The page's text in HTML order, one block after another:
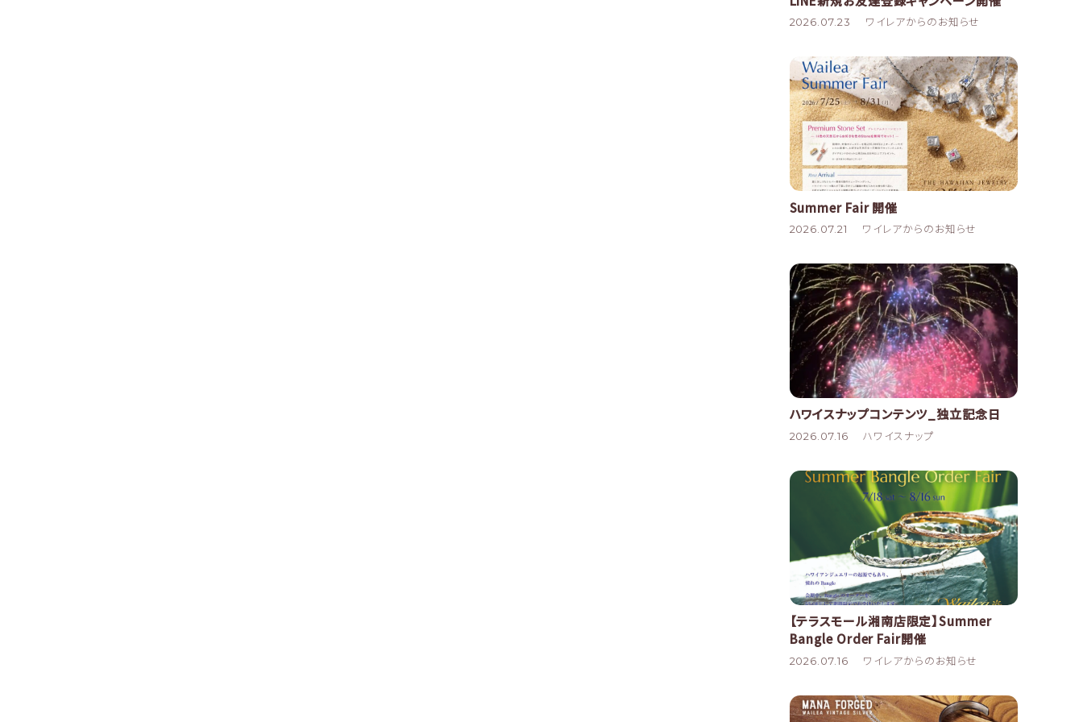
2026.07.23 ワイレアからのお知らせ
Summer Fair 開催
2026.07.21 ワイレアからのお知らせ
ハワイスナップコンテンツ_独立記念日
2026.07.16 ハワイスナップ
【テラスモール湘南店限定】Summer
Bangle Order Fair開催
2026.07.16 ワイレアからのお知らせ